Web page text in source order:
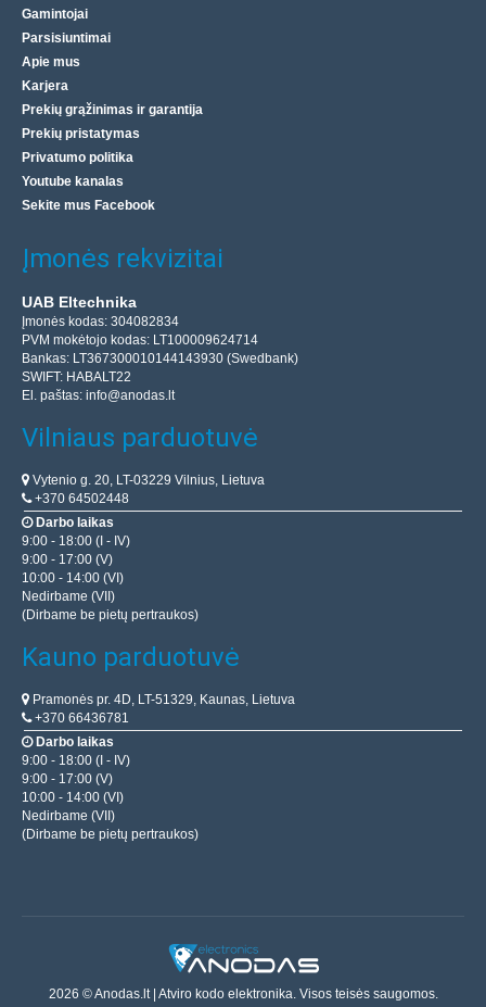
Gamintojai
Parsisiuntimai
Apie mus
Karjera
Prekių grąžinimas ir garantija
Prekių pristatymas
Privatumo politika
Youtube kanalas
Sekite mus Facebook
Įmonės rekvizitai
UAB Eltechnika
Įmonės kodas: 304082834
PVM mokėtojo kodas: LT100009624714
Bankas: LT367300010144143930 (Swedbank)
SWIFT: HABALT22
El. paštas: info@anodas.lt
Vilniaus parduotuvė
Vytenio g. 20, LT-03229 Vilnius, Lietuva
+370 64502448
Darbo laikas
9:00 - 18:00 (I - IV)
9:00 - 17:00 (V)
10:00 - 14:00 (VI)
Nedirbame (VII)
(Dirbame be pietų pertraukos)
Kauno parduotuvė
Pramonės pr. 4D, LT-51329, Kaunas, Lietuva
+370 66436781
Darbo laikas
9:00 - 18:00 (I - IV)
9:00 - 17:00 (V)
10:00 - 14:00 (VI)
Nedirbame (VII)
(Dirbame be pietų pertraukos)
2026 © Anodas.lt | Atviro kodo elektronika. Visos teisės saugomos.